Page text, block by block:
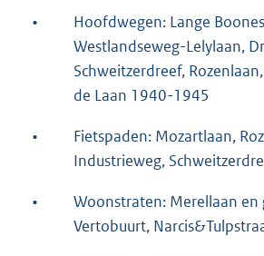
•
Hoofdwegen: Lange
Westlandseweg-Lelylaan,
Schweitzerdreef,
de Laan 1940-1945
•
Fietspaden: Mozartlaan,
Industrieweg,
•
Woonstraten: Merellaan en
Vertobuurt,